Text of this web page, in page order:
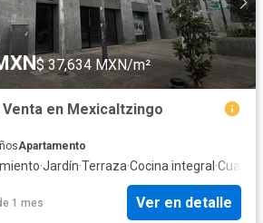
$ 37,634 MXN/m²
en Mexicaltzingo
Apartamento
·Jardín·Terraza·Cocina integral ·Cuarto
1 mes Ver en detalle